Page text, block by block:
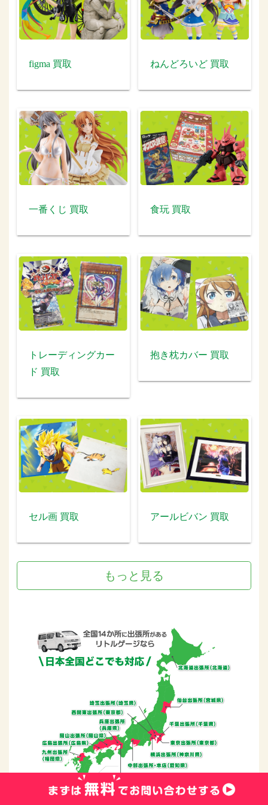
figma 買取 ねんどろいど 買取
一番くじ 買取 食玩 買取
トレーディングカー
ド 買取
抱き枕カバー 買取
セル画 買取 アールビバン 買取
もっと見る